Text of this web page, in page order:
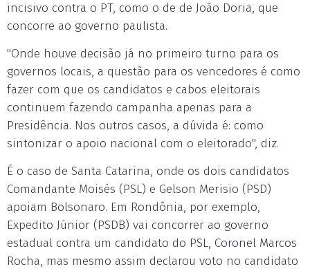
incisivo contra o PT, como o de de João Doria, que
concorre ao governo paulista.
"Onde houve decisão já no primeiro turno para os
governos locais, a questão para os vencedores é como
fazer com que os candidatos e cabos eleitorais
continuem fazendo campanha apenas para a
Presidência. Nos outros casos, a dúvida é: como
sintonizar o apoio nacional com o eleitorado", diz.
É o caso de Santa Catarina, onde os dois candidatos
Comandante Moisés (PSL) e Gelson Merisio (PSD)
apoiam Bolsonaro. Em Rondônia, por exemplo,
Expedito Júnior (PSDB) vai concorrer ao governo
estadual contra um candidato do PSL, Coronel Marcos
Rocha, mas mesmo assim declarou voto no candidato